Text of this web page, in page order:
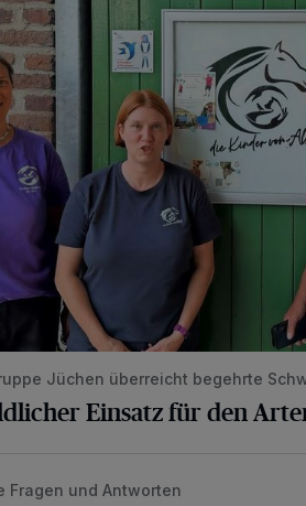
Jüchen überreicht begehrte
Einsatz für den
der Digitalisierung in unserer heutigen
Fragen und Antworten